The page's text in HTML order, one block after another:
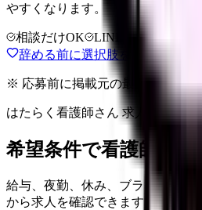
やすくなります。
相談だけOK LINE相談OK 完
辞める前に選択肢を確認する
※ 応募前に掲載元の最新情報を確
はたらく看護師さん 求人
希望条件で看護師求人
給与、夜勤、休み、ブランクなど
から求人を確認できます。